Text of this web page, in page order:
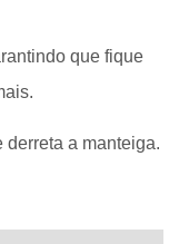
que fique
derreta a manteiga.